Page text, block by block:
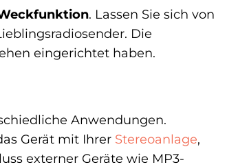
. Lassen Sie sich von
Die
eingerichtet haben.
Anwendungen.
Gerät mit Ihrer Stereoanlage,
externer Geräte wie MP3-